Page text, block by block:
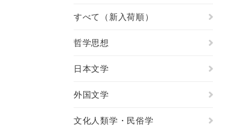
すべて（新入荷順）
哲学思想
日本文学
外国文学
文化人類学・民俗学